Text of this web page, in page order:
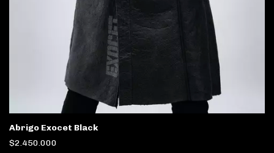
Abrigo Exocet Black
$2.450.000